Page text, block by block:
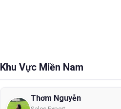
Khu Vực Miền Nam
Thơm Nguyễn